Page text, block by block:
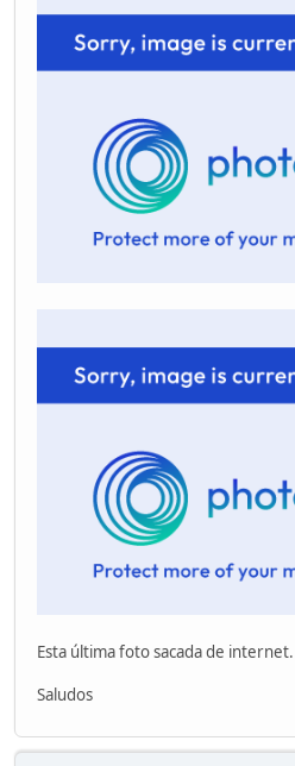
Esta última foto sacada de internet.
Saludos